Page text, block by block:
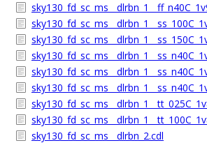
sky130_fd_sc_ms__dlrbn_2.cdl